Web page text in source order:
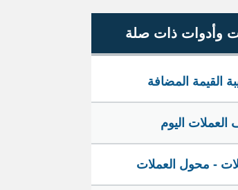
وأدوات ذات صلة
القيمة المضافة
اليوم
- محول العملات